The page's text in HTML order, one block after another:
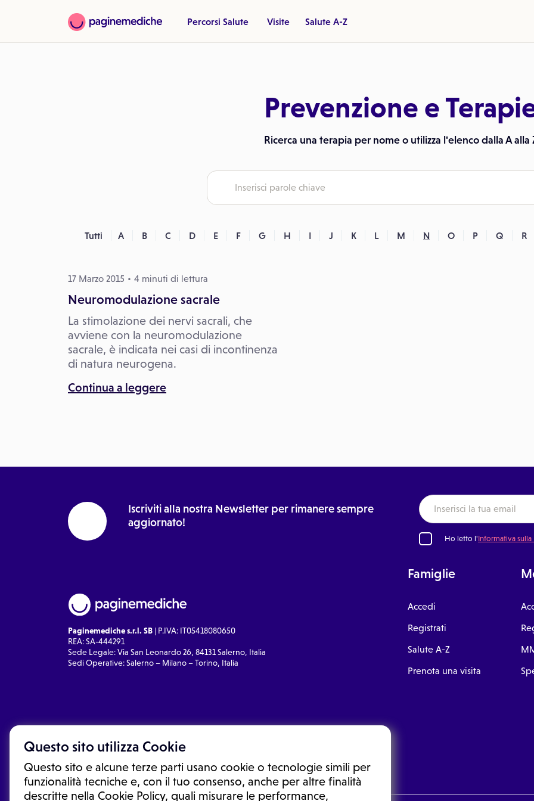
Questo sito utilizza Cookie
Questo sito e alcune terze parti usano cookie o tecnologie simili per
funzionalità tecniche e, con il tuo consenso, anche per altre finalità
descritte nella Cookie Policy, quali misurare le performance,
Percorsi Salute Visite Salute A-Z
Prevenzione e
Ricerca una terapia per nome o utilizza l'elenco dalla A alla
Tutti A B C D E F G H I J K L M N O P Q R
17 Marzo 2015 4 minuti di lettura
Neuromodulazione sacrale
La stimolazione dei nervi sacrali, che
avviene con la neuromodulazione
sacrale, è indicata nei casi di incontinenza
di natura neurogena.
Continua a leggere
Iscriviti alla nostra Newsletter per rimanere sempre
aggiornato!
Ho letto l'Informativa sulla
Paginemediche s.r.l. SB | P.IVA: IT05418080650
REA: SA-444291
Sede Legale: Via San Leonardo 26, 84131 Salerno, Italia
Sedi Operative: Salerno – Milano – Torino, Italia
Famiglie
Accedi
Registrati
Salute A-Z
Prenota una visita